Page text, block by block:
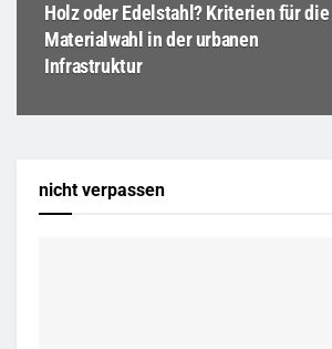
Holz oder Edelstahl? Kriterien für die
Materialwahl in der urbanen
Infrastruktur
nicht verpassen